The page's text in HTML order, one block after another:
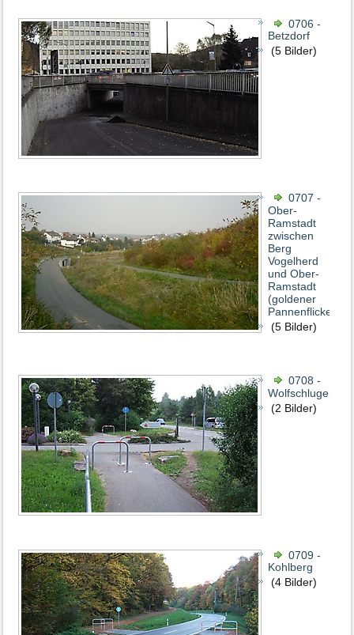
0706 -
Betzdorf
(5 Bilder)
0707 -
Ober-
Ramstadt
zwischen
Berg
Vogelherd
und Ober-
Ramstadt
(goldener
Pannenflicken)
(5 Bilder)
0708 -
Wolfschlugen
(2 Bilder)
0709 -
Kohlberg
(4 Bilder)